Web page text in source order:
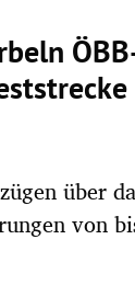
über
von